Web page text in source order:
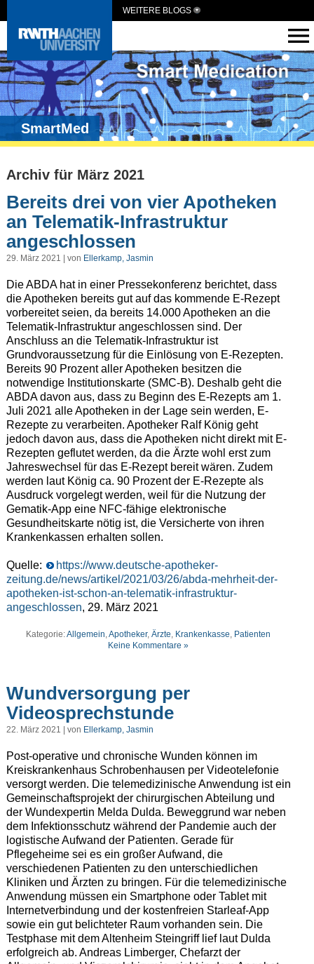
WEITERE BLOGS
SmartMed
Archiv für März 2021
Bereits drei von vier Apotheken
an Telematik-Infrastruktur
angeschlossen
29. März 2021 | von Ellerkamp, Jasmin
Die ABDA hat in einer Pressekonferenz berichtet, dass
die Apotheken bereits gut auf das kommende E-Rezept
vorbereitet seien, da bereits 14.000 Apotheken an die
Telematik-Infrastruktur angeschlossen sind. Der
Anschluss an die Telematik-Infrastruktur ist
Grundvoraussetzung für die Einlösung von E-Rezepten.
Bereits 90 Prozent aller Apotheken besitzen die
notwendige Institutionskarte (SMC-B). Deshalb geht die
ABDA davon aus, dass zu Beginn des E-Rezepts am 1.
Juli 2021 alle Apotheken in der Lage sein werden, E-
Rezepte zu verarbeiten. Apotheker Ralf König geht
jedoch davon aus, dass die Apotheken nicht direkt mit E-
Rezepten geflutet werden, da die Ärzte wohl erst zum
Jahreswechsel für das E-Rezept bereit wären. Zudem
werden laut König ca. 90 Prozent der E-Rezepte als
Ausdruck vorgelegt werden, weil für die Nutzung der
Gematik-App eine NFC-fähige elektronische
Gesundheitskarte nötig ist, die Versicherte von ihren
Krankenkassen erhalten sollen.
Quelle:
https://www.deutsche-apotheker-
zeitung.de/news/artikel/2021/03/26/abda-mehrheit-der-
apotheken-ist-schon-an-telematik-infrastruktur-
angeschlossen, 29. März 2021
Kategorie:Allgemein,Apotheker,Ärzte, Krankenkasse, Patienten
Keine Kommentare »
Wundversorgung per
Videosprechstunde
22. März 2021 | von Ellerkamp, Jasmin
Post-operative und chronische Wunden können im
Kreiskrankenhaus Schrobenhausen per Videotelefonie
versorgt werden. Die telemedizinische Anwendung ist ein
Gemeinschaftsprojekt der chirurgischen Abteilung und
der Wundexpertin Melda Dulda. Beweggrund war neben
dem Infektionsschutz während der Pandemie auch der
logistische Aufwand der Patienten. Gerade für
Pflegeheime sei es ein großer Aufwand, die
verschiedenen Patienten zu den unterschiedlichen
Kliniken und Ärzten zu bringen. Für die telemedizinische
Anwendung müssen ein Smartphone oder Tablet mit
Internetverbindung und der kostenfreien Starleaf-App
sowie ein gut belichteter Raum vorhanden sein. Die
Testphase mit dem Altenheim Steingriff lief laut Dulda
erfolgreich ab. Andreas Limberger, Chefarzt der